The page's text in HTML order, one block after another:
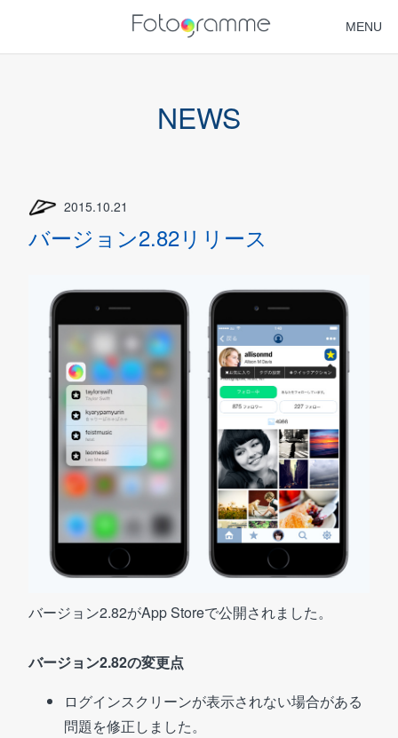
MENU
NEWS
NEWS
2015.10.21
バージョン2.82リリース
バージョン2.82がApp Storeで公開されました。
バージョン2.82の変更点
ログインスクリーンが表示されない場合がある
問題を修正しました。